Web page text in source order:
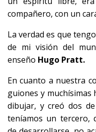
compañero, con un
La verdad es que
de mi visión del
enseño Hugo Pratt.
En cuanto a nuestra
guiones y
dibujar, y creó dos
teníamos un tercero,